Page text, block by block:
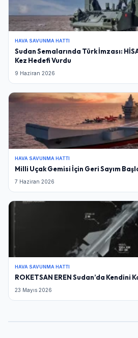
HAVA SAVUNMA HATTI
Sudan Semalarında Türk İmzası:
Kez Hedefi Vurdu
9 Haziran 2026
HAVA SAVUNMA HATTI
Milli Uçak Gemisi İçin Geri Sayım
7 Haziran 2026
HAVA SAVUNMA HATTI
ROKETSAN EREN Sudan’da Kendini
23 Mayıs 2026
Şifre
Beni Hatırla